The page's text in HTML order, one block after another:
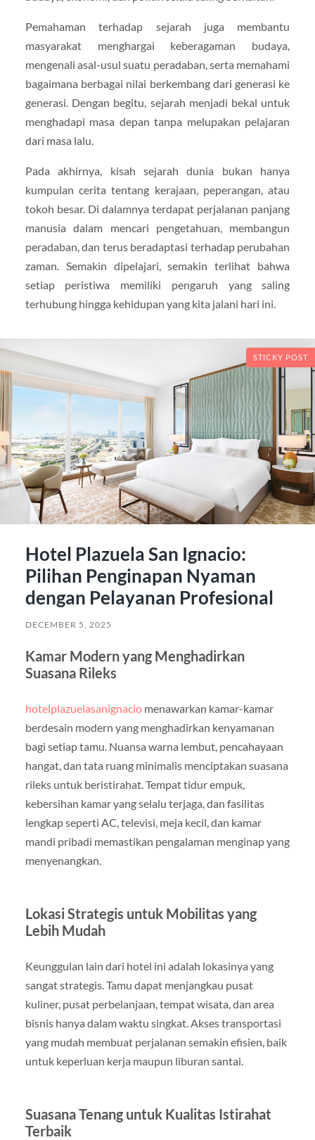
Pemahaman terhadap sejarah juga membantu
masyarakat menghargai keberagaman budaya,
mengenali asal-usul suatu peradaban, serta memahami
bagaimana berbagai nilai berkembang dari generasi ke
generasi. Dengan begitu, sejarah menjadi bekal untuk
menghadapi masa depan tanpa melupakan pelajaran
dari masa lalu.
Pada akhirnya, kisah sejarah dunia bukan hanya
kumpulan cerita tentang kerajaan, peperangan, atau
tokoh besar. Di dalamnya terdapat perjalanan panjang
manusia dalam mencari pengetahuan, membangun
peradaban, dan terus beradaptasi terhadap perubahan
zaman. Semakin dipelajari, semakin terlihat bahwa
setiap peristiwa memiliki pengaruh yang saling
terhubung hingga kehidupan yang kita jalani hari ini.
STICKY POST
Hotel Plazuela San Ignacio:
Pilihan Penginapan Nyaman
dengan Pelayanan Profesional
DECEMBER 5, 2025
Kamar Modern yang Menghadirkan
Suasana Rileks
hotelplazuelasanignaciomenawarkan kamar-kamar
berdesain modern yang menghadirkan kenyamanan
bagi setiap tamu. Nuansa warna lembut, pencahayaan
hangat, dan tata ruang minimalis menciptakan suasana
rileks untuk beristirahat. Tempat tidur empuk,
kebersihan kamar yang selalu terjaga, dan fasilitas
lengkap seperti AC, televisi, meja kecil, dan kamar
mandi pribadi memastikan pengalaman menginap yang
menyenangkan.
Lokasi Strategis untuk Mobilitas yang
Lebih Mudah
Keunggulan lain dari hotel ini adalah lokasinya yang
sangat strategis. Tamu dapat menjangkau pusat
kuliner, pusat perbelanjaan, tempat wisata, dan area
bisnis hanya dalam waktu singkat. Akses transportasi
yang mudah membuat perjalanan semakin efisien, baik
untuk keperluan kerja maupun liburan santai.
Suasana Tenang untuk Kualitas Istirahat
Terbaik